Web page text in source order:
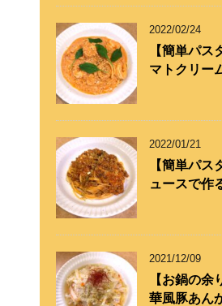
2022/02/24
【簡単パス
マトクリー
2022/01/21
【簡単パス
ュースで作
2021/12/09
【お鍋の余
華風豚あん